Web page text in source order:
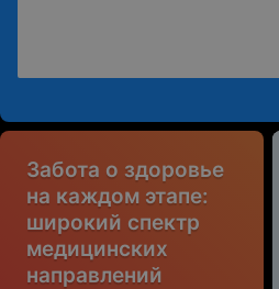
Забота о здоровье
на каждом этапе:
широкий спектр
медицинских
направлений